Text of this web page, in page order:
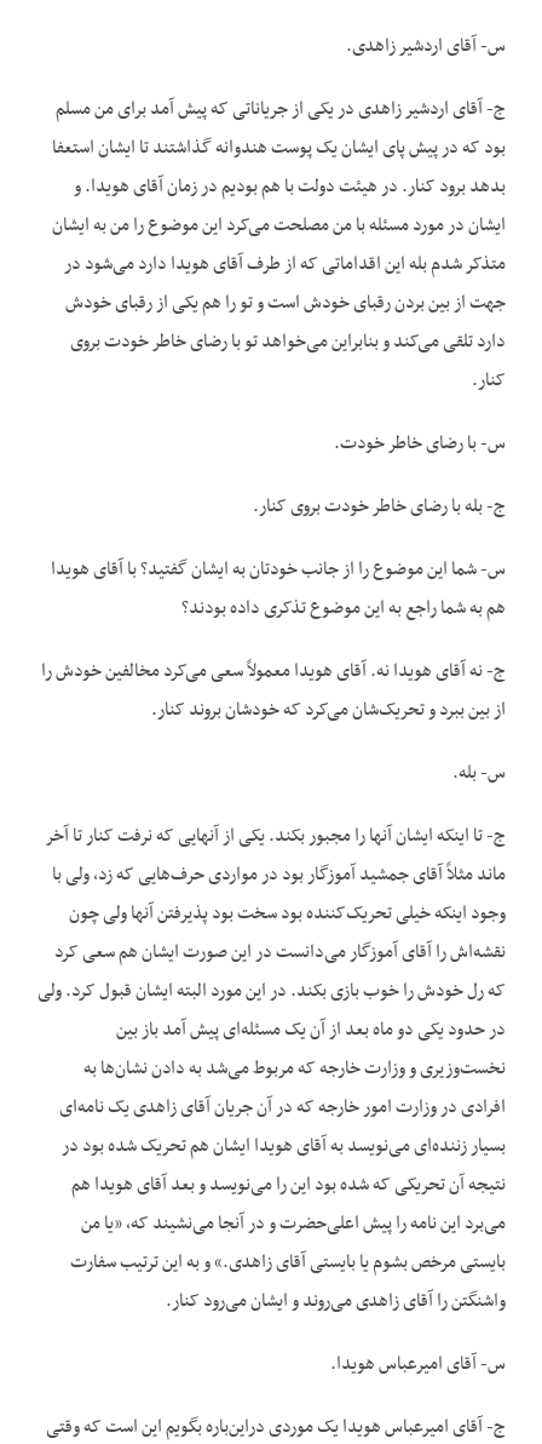
س- آقای اردشیر زاهدی.
ج- آقای اردشیر زاهدی در یکی از جریاناتی که پیش آمد برای من مسلم
بود که در پیش پای ایشان یک پوست هندوانه گذاشتند تا ایشان استعفا
بدهد برود کنار. در هیئت دولت با هم بودیم در زمان آقای هویدا. و
ایشان در مورد مسئله با من مصلحت می‌کرد این موضوع را من به ایشان
متذکر شدم بله این اقداماتی که از طرف آقای هویدا دارد می‌شود در
جهت از بین بردن رقبای خودش است و تو را هم یکی از رقبای خودش
دارد تلقی می‌کند و بنابراین می‌خواهد تو با رضای خاطر خودت بروی
کنار.
س- با رضای خاطر خودت.
ج- بله با رضای خاطر خودت بروی کنار.
س- شما این موضوع را از جانب خودتان به ایشان گفتید؟ با آقای هویدا
هم به شما راجع به این موضوع تذکری داده بودند؟
ج- نه آقای هویدا نه. آقای هویدا معمولاً سعی می‌کرد مخالفین خودش را
از بین ببرد و تحریک‌شان می‌کرد که خودشان بروند کنار.
س- بله.
ج- تا اینکه ایشان آنها را مجبور بکند. یکی از آنهایی که نرفت کنار تا آخر
ماند مثلاً آقای جمشید آموزگار بود در مواردی حرف‌هایی که زد، ولی با
وجود اینکه خیلی تحریک‌کننده بود سخت بود پذیرفتن آنها ولی چون
نقشه‌اش را آقای آموزگار می‌دانست در این صورت ایشان هم سعی کرد
که رل خودش را خوب بازی بکند. در این مورد البته ایشان قبول کرد. ولی
در حدود یکی دو ماه بعد از آن یک مسئله‌ای پیش آمد باز بین
نخست‌وزیری و وزارت خارجه که مربوط می‌شد به دادن نشان‌ها به
افرادی در وزارت امور خارجه که در آن جریان آقای زاهدی یک نامه‌ای
بسیار زننده‌ای می‌نویسد به آقای هویدا ایشان هم تحریک شده بود در
نتیجه آن تحریکی که شده بود این را می‌نویسد و بعد آقای هویدا هم
می‌برد این نامه را پیش اعلی‌حضرت و در آنجا می‌نشیند که، «یا من
بایستی مرخص بشوم یا بایستی آقای زاهدی.» و به این ترتیب سفارت
واشنگتن را آقای زاهدی می‌روند و ایشان می‌رود کنار.
س- آقای امیرعباس هویدا.
ج- آقای امیرعباس هویدا یک موردی دراین‌باره بگویم این است که وقتی